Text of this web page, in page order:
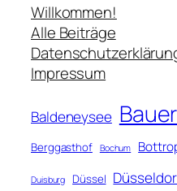
c
h
e
n
Willkommen!
Alle Beiträge
Impressum
Baldeneysee
Berggasthof Bochum
Duisburg Düssel